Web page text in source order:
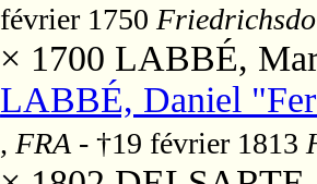
février 1750
× 1700 LABBÉ,
LABBÉ, Daniel
, FRA - †19 février 1813